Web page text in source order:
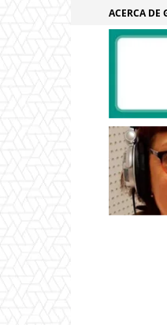
ACERCA DE